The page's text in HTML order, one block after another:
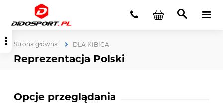
Strona główna DLA KIBICA
Reprezentacja Polski
Opcje przeglądania